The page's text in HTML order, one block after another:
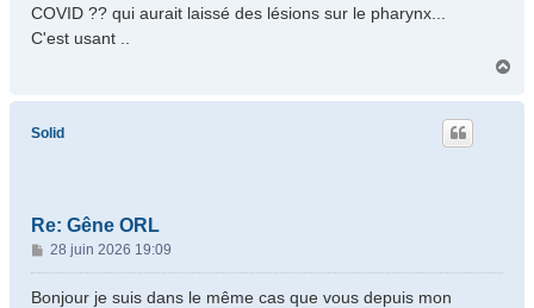
COVID ?? qui aurait laissé des lésions sur le pharynx...
C'est usant ..
u
Solid
Re: Gêne ORL
M
e
s
28 juin 2026 19:09
Bonjour je suis dans le même cas que vous depuis mon